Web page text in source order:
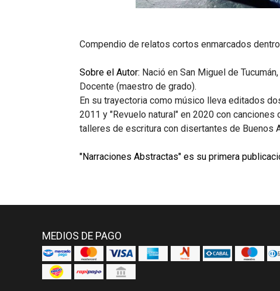
Compendio de relatos cortos enmarcados
Sobre el Autor: Nació en San Miguel de
Docente (maestro de grado).
En su trayectoria como músico lleva editados
2011 y "Revuelo natural" en 2020 con
talleres de escritura con disertantes de Buenos
"Narraciones Abstractas" es su primera
MEDIOS DE PAGO